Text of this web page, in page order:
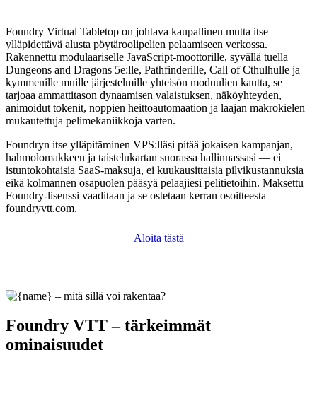
Foundry Virtual Tabletop on johtava kaupallinen mutta itse
ylläpidettävä alusta pöytäroolipelien pelaamiseen verkossa.
Rakennettu modulaariselle JavaScript-moottorille, syvällä tuella
Dungeons and Dragons 5e:lle, Pathfinderille, Call of Cthulhulle ja
kymmenille muille järjestelmille yhteisön moduulien kautta, se
tarjoaa ammattitason dynaamisen valaistuksen, näköyhteyden,
animoidut tokenit, noppien heittoautomaation ja laajan makrokielen
mukautettuja pelimekaniikkoja varten.
Foundryn itse ylläpitäminen VPS:lläsi pitää jokaisen kampanjan,
hahmolomakkeen ja taistelukartan suorassa hallinnassasi — ei
istuntokohtaisia SaaS-maksuja, ei kuukausittaisia pilvikustannuksia
eikä kolmannen osapuolen pääsyä pelaajiesi pelitietoihin. Maksettu
Foundry-lisenssi vaaditaan ja se ostetaan kerran osoitteesta
foundryvtt.com.
Aloita tästä
Foundry VTT – tärkeimmät
ominaisuudet